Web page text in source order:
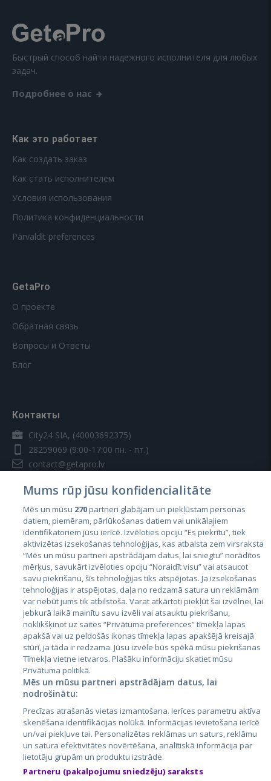
Быстрый способ найти надежного исполнителя для любых
задач.
Подробнее о нас
Как это работает
Как создать заказ
Как стать исполнителем
Условия использования
Политика конфиденциальности
Pārvaldīt preferences
GetaPro
О проекте
Обратная связь
Вопросы и Ответы
Блог
Контакты
City24 SIA, (40003692375)
28259069 (9:00-17:00 пн. - пт.)
contact@getapro.lv
Страны
Эстония
Латвия
Литва
City24.lv
City24.ee
GetaPro.lv
GetaPro.ee
Skelbiu.lt
Autoplius.lt
CVbankas.lt
Kainos.lt
Paslaugos.lt
auto24.ee
Osta.ee
Mums rūp jūsu konfidencialitāte
Mēs un mūsu 270partneri glabājam un piekļūstam personas
datiem, piemēram, pārlūkošanas datiem vai unikālajiem
identifikatoriem jūsu ierīcē. Izvēloties opciju “Es piekrītu”, tiek
aktivizētas izsekošanas tehnoloģijas, kas atbalsta zem virsraksta
“Mēs un mūsu partneri apstrādājam datus, lai sniegtu” norādītos
mērķus, savukārt izvēloties opciju “Noraidīt visu” vai atsaucot
savu piekrišanu, šīs tehnoloģijas tiks atspējotas. Ja izsekošanas
tehnoloģijas ir atspējotas, daļa no redzamā satura un reklāmām
var nebūt jums tik atbilstoša. Varat atkārtoti piekļūt šai izvēlnei, lai
jebkurā laikā mainītu savu izvēli vai atsauktu piekrišanu,
noklikšķinot uz saites “Privātuma preferences” tīmekļa lapas
apakšā vai uz peldošās ikonas tīmekļa lapas apakšējā kreisajā
stūrī, ja tāda ir redzama. Jūsu izvēle būs spēkā mūsu piekrišanas
Tīmekļa vietne ietvaros. Plašāku informāciju skatiet mūsu
Privātuma politikā.
Mēs un mūsu partneri apstrādājam datus, lai
nodrošinātu:
Precīzas atrašanās vietas izmantošana. Ierīces parametru aktīva
skenēšana identifikācijas nolūkā. Informācijas ievietošana ierīcē
un/vai piekļuve tai. Personalizētas reklāmas un saturs, reklāmu
un satura efektivitātes novērtēšana, analītiskā informācija par
lietotāju grupām un produktu izstrāde.
Partneru (pakalpojumu sniedzēju) saraksts